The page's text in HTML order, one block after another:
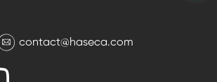
contact@haseca.com